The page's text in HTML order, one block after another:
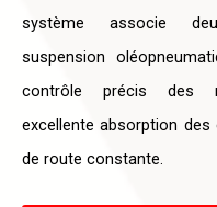
système associe
suspension
contrôle précis des
excellente absorption
de route constante.